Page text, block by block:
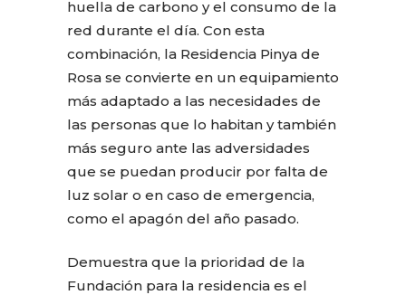
huella de carbono y el consumo de la
red durante el día. Con esta
combinación, la Residencia Pinya de
Rosa se convierte en un equipamiento
más adaptado a las necesidades de
las personas que lo habitan y también
más seguro ante las adversidades
que se puedan producir por falta de
luz solar o en caso de emergencia,
como el apagón del año pasado.
Demuestra que la prioridad de la
Fundación para la residencia es el